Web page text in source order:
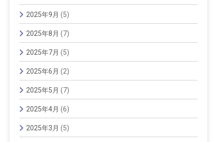
2025年9月 (5)
2025年8月 (7)
2025年7月 (5)
2025年6月 (2)
2025年5月 (7)
2025年4月 (6)
2025年3月 (5)